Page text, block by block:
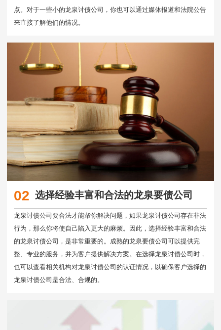
点。对于一些小的龙泉讨债公司，你也可以通过媒体报道和法院公告
来直接了解他们的情况。
02 选择经验丰富和合法的龙泉要债公司
龙泉讨债公司要合法才能帮你解决问题，如果龙泉讨债公司存在非法
行为，那么你将使自己陷入更大的麻烦。因此，选择经验丰富和合法
的龙泉讨债公司，是非常重要的。成熟的龙泉要债公司可以提供完
整、专业的服务，并为客户提供解决方案。在选择龙泉讨债公司时，
也可以查看相关机构对龙泉讨债公司的认证情况，以确保客户选择的
龙泉讨债公司是合法、合规的。